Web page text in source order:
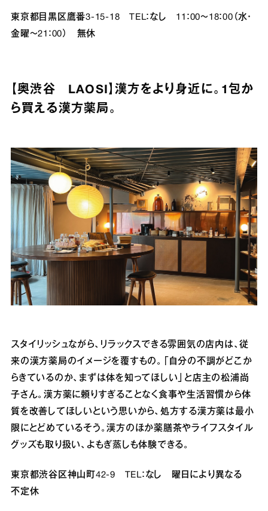
東京都目黒区鷹番3‐15‐18 TEL：なし 11：00～18：00（水・
金曜～21：00） 無休
【奥渋谷 LAOSI】漢方をより身近に。1包か
ら買える漢方薬局。
スタイリッシュながら、リラックスできる雰囲気の店内は、従
来の漢方薬局のイメージを覆すもの。「自分の不調がどこか
らきているのか、まずは体を知ってほしい」と店主の松浦尚
子さん。漢方薬に頼りすぎることなく食事や生活習慣から体
質を改善してほしいという思いから、処方する漢方薬は最小
限にとどめているそう。漢方のほか薬膳茶やライフスタイル
グッズも取り扱い、よもぎ蒸しも体験できる。
東京都渋谷区神山町42‐9 TEL：なし 曜日により異なる
不定休